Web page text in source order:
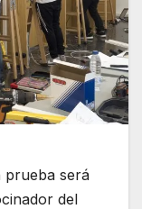
prueba será
del